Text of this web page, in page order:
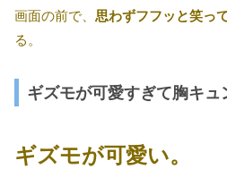
画面の前で、 思わずフフッと笑っ
る。
ギズモが可愛すぎて胸キュ
ギズモが可愛い。